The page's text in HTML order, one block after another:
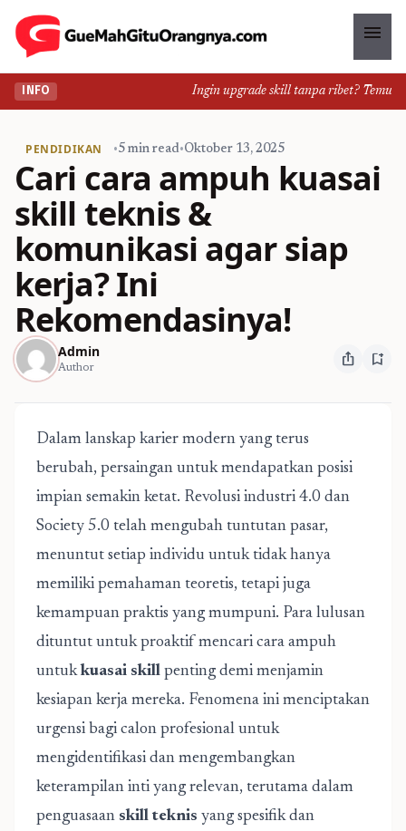
menu
INFO Ingin upgrade skill tanpa ribet? Temukan
PENDIDIKAN •5 min read•Oktober 13, 2025
Cari cara ampuh kuasai
skill teknis &
komunikasi agar siap
kerja? Ini
Rekomendasinya!
Admin
Author ios_share bookmark_add
Dalam lanskap karier modern yang terus
berubah, persaingan untuk mendapatkan posisi
impian semakin ketat. Revolusi industri 4.0 dan
Society 5.0 telah mengubah tuntutan pasar,
menuntut setiap individu untuk tidak hanya
memiliki pemahaman teoretis, tetapi juga
kemampuan praktis yang mumpuni. Para lulusan
dituntut untuk proaktif mencari cara ampuh
untukkuasai skill penting demi menjamin
kesiapan kerja mereka. Fenomena ini menciptakan
urgensi bagi calon profesional untuk
mengidentifikasi dan mengembangkan
keterampilan inti yang relevan, terutama dalam
penguasaan skill teknis yang spesifik dan